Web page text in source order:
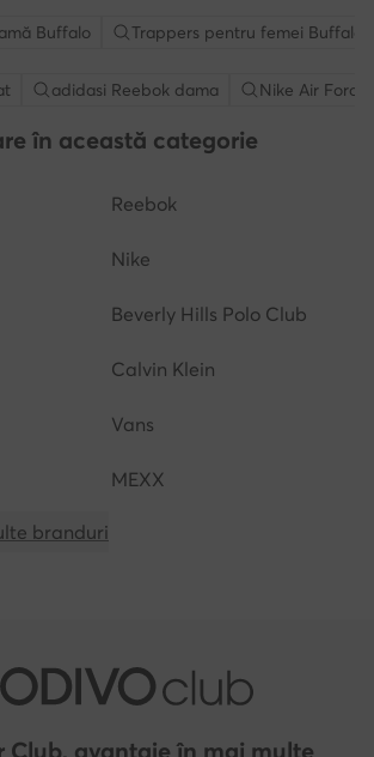
Buffalo Trappers pentru femei Buffalo
adidasi Reebok dama Nike Air Force
în această categorie
Reebok
Nike
Beverly Hills Polo Club
Calvin Klein
Vans
MEXX
branduri
Club, avantaje în mai multe